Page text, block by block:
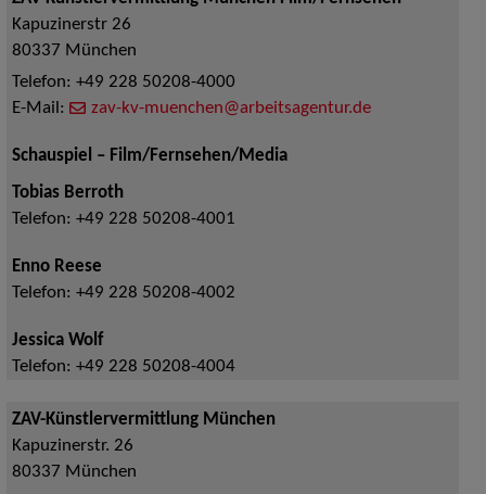
Kapuzinerstr 26
80337 München
Telefon: +49 228 50208-4000
E-Mail:
zav-kv-muenchen@arbeitsagentur.de
Schauspiel – Film/Fernsehen/Media
Tobias Berroth
Telefon: +49 228 50208-4001
Enno Reese
Telefon: +49 228 50208-4002
Jessica Wolf
Telefon: +49 228 50208-4004
ZAV-Künstlervermittlung München
Kapuzinerstr. 26
80337 München